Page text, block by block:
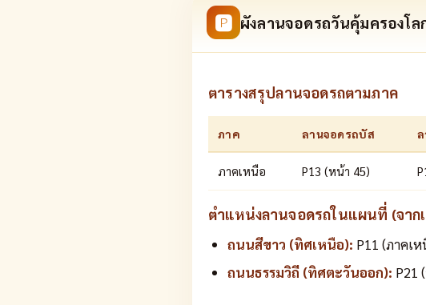
🅿 ผังลานจอดรถวันคุ้มครองโ
ตารางสรุปลานจอดรถตามภาค
ภาค ลานจอดรถบัส
ภาคเหนือ P13 (หน้า 45)
ตำแหน่งลานจอดรถในแผนที่ (จาก
ถนนสีขาว (ทิศเหนือ): P11 (ภาคเ
ถนนธรรมวิถี (ทิศตะวันออก): P21